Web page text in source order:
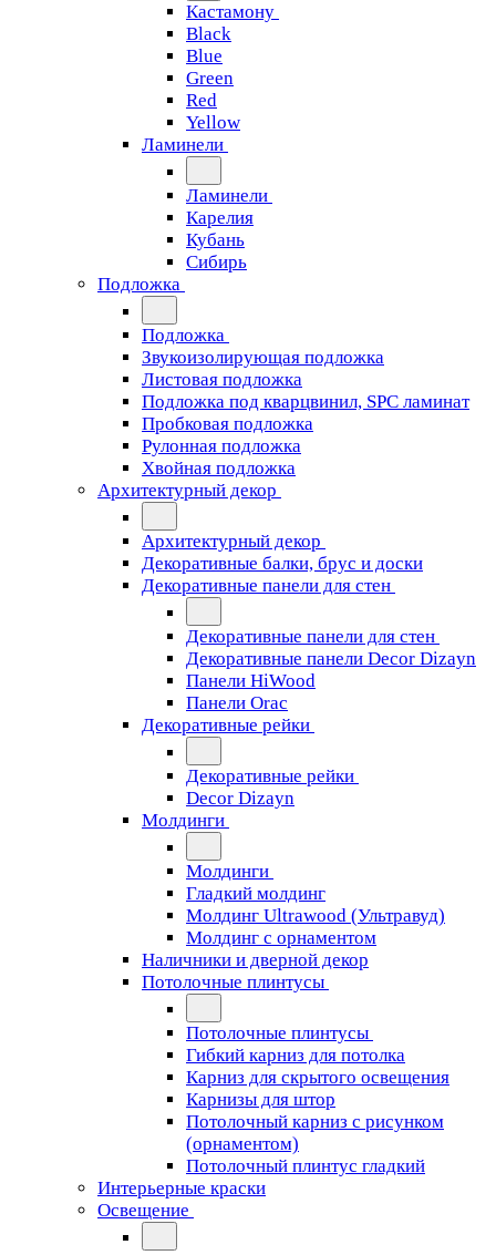
Кастамону
Black
Blue
Green
Red
Yellow
Ламинели
Ламинели
Карелия
Кубань
Сибирь
Подложка
Подложка
Звукоизолирующая подложка
Листовая подложка
Подложка под кварцвинил, SPC ламинат
Пробковая подложка
Рулонная подложка
Хвойная подложка
Архитектурный декор
Архитектурный декор
Декоративные балки, брус и доски
Декоративные панели для стен
Декоративные панели для стен
Декоративные панели Decor Dizayn
Панели HiWood
Панели Orac
Декоративные рейки
Декоративные рейки
Decor Dizayn
Молдинги
Молдинги
Гладкий молдинг
Молдинг Ultrawood (Ультравуд)
Молдинг с орнаментом
Наличники и дверной декор
Потолочные плинтусы
Потолочные плинтусы
Гибкий карниз для потолка
Карниз для скрытого освещения
Карнизы для штор
Потолочный карниз с рисунком
(орнаментом)
Потолочный плинтус гладкий
Интерьерные краски
Освещение